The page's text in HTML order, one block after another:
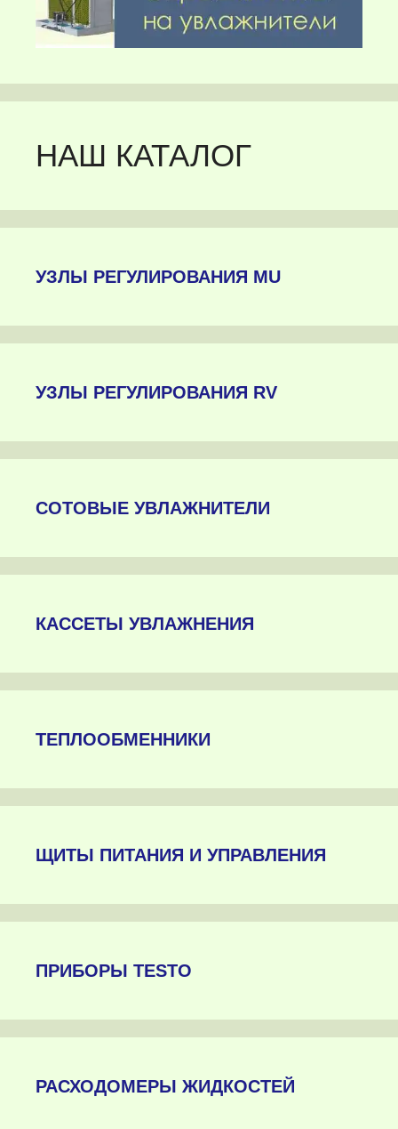
НАШ КАТАЛОГ
УЗЛЫ РЕГУЛИРОВАНИЯ MU
УЗЛЫ РЕГУЛИРОВАНИЯ RV
СОТОВЫЕ УВЛАЖНИТЕЛИ
КАССЕТЫ УВЛАЖНЕНИЯ
ТЕПЛООБМЕННИКИ
ЩИТЫ ПИТАНИЯ И УПРАВЛЕНИЯ
ПРИБОРЫ TESTO
РАСХОДОМЕРЫ ЖИДКОСТЕЙ